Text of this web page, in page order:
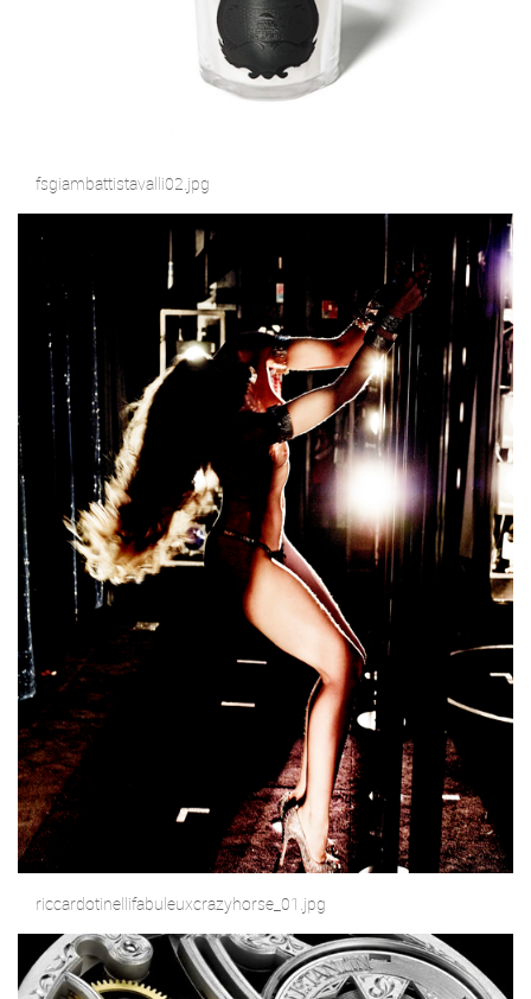
fsgiambattistavalli02.jpg
riccardotinellifabuleuxcrazyhorse_01.jpg